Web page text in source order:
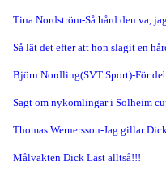
Tina Nordström-Så hård den va,
Så lät det efter att hon slagit en
Björn Nordling(SVT Sport)-För
Sagt om nykomlingar i Solheim
Thomas Wernersson-Jag gillar
Målvakten Dick Last alltså!!!